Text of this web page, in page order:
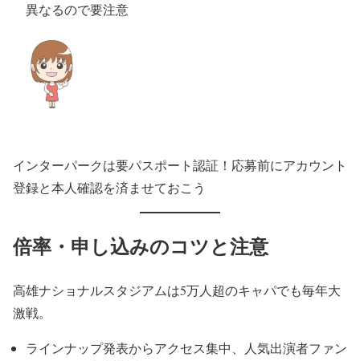
異なるので要注意
インターパークは要パスポート認証！応募前にアカウント
登録と本人確認を済ませておこう
倍率・申し込みのコツと注意
高雄ナショナルスタジアムは5万人超のキャパでも毎年大
激戦。
ラインナップ発表からアクセス集中、人気出演者ファン